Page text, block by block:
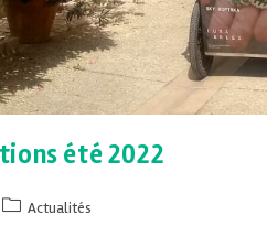
été 2022
Actualités